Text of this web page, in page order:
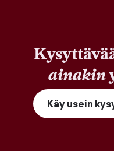
ainakin
Käy usein